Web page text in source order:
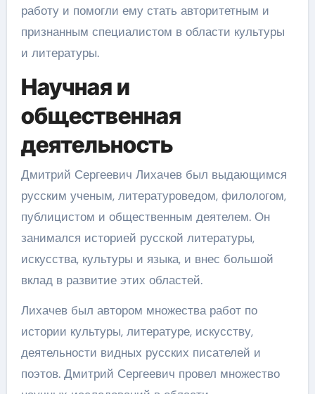
работу и помогли ему стать авторитетным и
признанным специалистом в области культуры
и литературы.
Научная и
общественная
деятельность
Дмитрий Сергеевич Лихачев был выдающимся
русским ученым, литературоведом, филологом,
публицистом и общественным деятелем. Он
занимался историей русской литературы,
искусства, культуры и языка, и внес большой
вклад в развитие этих областей.
Лихачев был автором множества работ по
истории культуры, литературе, искусству,
деятельности видных русских писателей и
поэтов. Дмитрий Сергеевич провел множество